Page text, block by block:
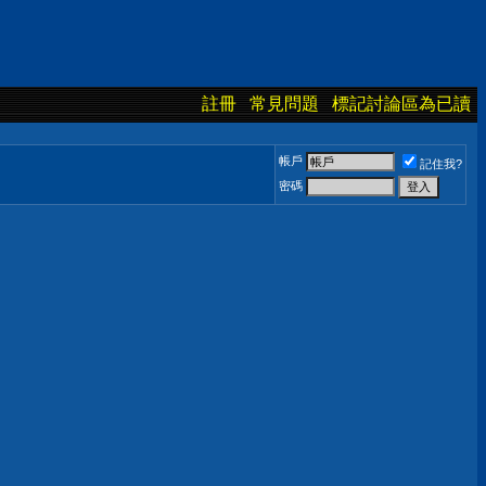
註冊 常見問題 標記討論區為已讀
帳戶
記住我?
密碼